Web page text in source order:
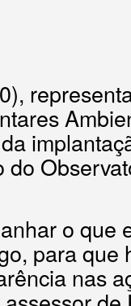
do
o que
para que
nas